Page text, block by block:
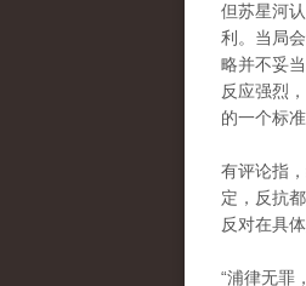
但苏星河
利。当局
略并不妥
反应强烈
的一个标
有评论指
定，反抗
反对在具
“浦律无罪